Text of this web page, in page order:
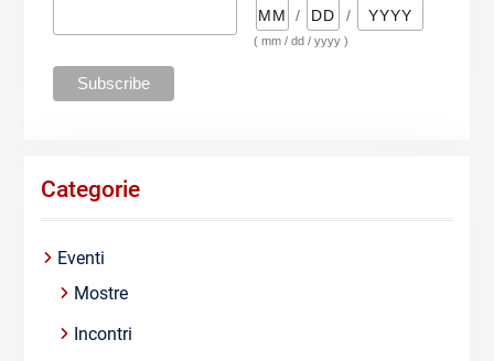
/
/
( mm / dd / yyyy )
Categorie
Eventi
Mostre
Incontri